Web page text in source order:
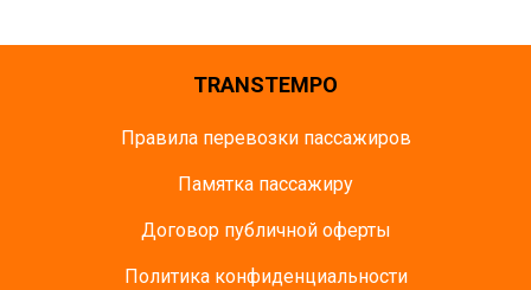
TRANSTEMPO
Правила перевозки пассажиров
Памятка пасcажиру
Договор публичной оферты
Политика конфиденциальности